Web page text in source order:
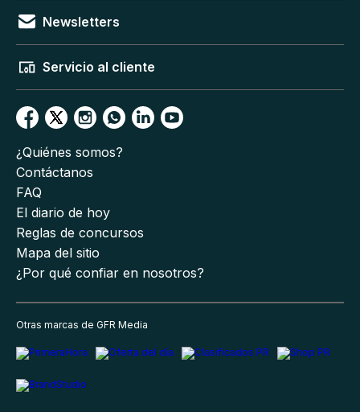
Newsletters
Servicio al cliente
¿Quiénes somos?
Contáctanos
FAQ
El diario de hoy
Reglas de concursos
Mapa del sitio
¿Por qué confiar en nosotros?
Otras marcas de GFR Media